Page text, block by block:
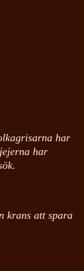
har
har
krans att spara